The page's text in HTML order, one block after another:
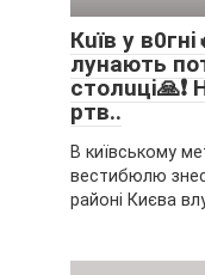
Кuїв y
лyнaють
cтoлuцi🙏❗
pтв..
В київському
вестибюлю
районі Києва